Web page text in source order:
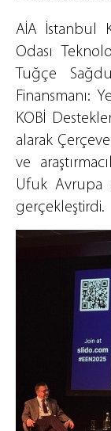
AİA İstanbul
Odası
Tuğçe
Finansmanı:
KOBİ
alarak
ve
Ufuk Avrupa
gerçekleştirdi.